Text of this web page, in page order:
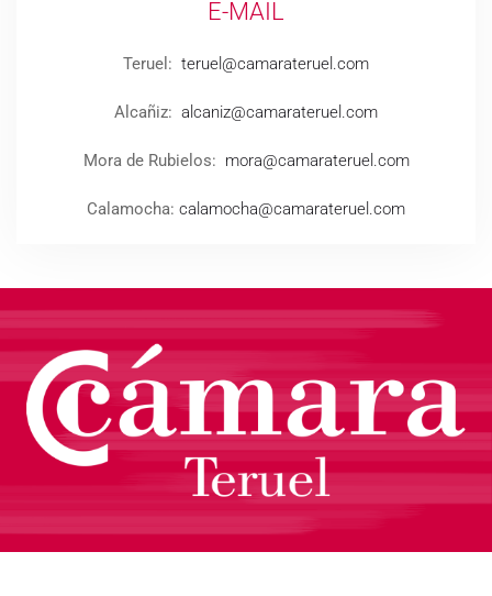
E-MAIL
Teruel: teruel@camarateruel.com
Alcañiz: alcaniz@camarateruel.com
Mora de Rubielos: mora@camarateruel.com
Calamocha: calamocha@camarateruel.com